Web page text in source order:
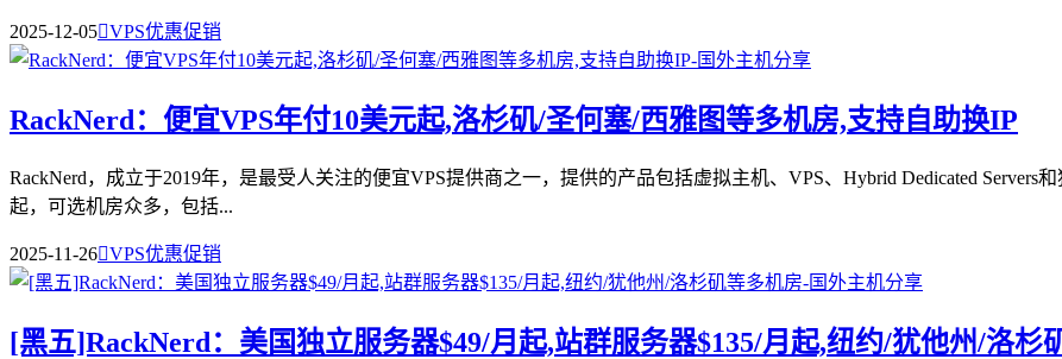
2025-12-05VPS优惠促销
RackNerd：便宜VPS年付10美元起,洛杉矶/圣何塞/西雅图等多机房,支持自助换IP
RackNerd，成立于2019年，是最受人关注的便宜VPS提供商之一，提供的产品包括虚拟主机、VPS、Hybrid Dedicated
起，可选机房众多，包括...
2025-11-26VPS优惠促销
[黑五]RackNerd：美国独立服务器$49/月起,站群服务器$135/月起,纽约/犹他州/洛杉